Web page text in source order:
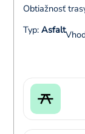
Obtiažnosť
Typ: Asfalt